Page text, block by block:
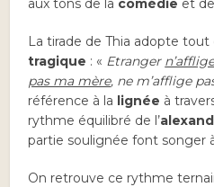
aux tons de la comédie et
La tirade de Thia adopte tout
tragique : « Etranger
pas ma mère, ne m’afflige
référence à la lignée à
rythme équilibré de l’
partie soulignée font songer
On retrouve ce rythme